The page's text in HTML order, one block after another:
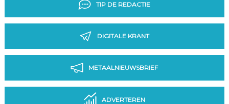
TIP DE REDACTIE
DIGITALE KRANT
METAALNIEUWSBRIEF
ADVERTEREN